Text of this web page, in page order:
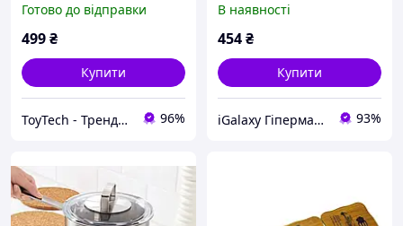
термостійких для
каструль, сковорідок і
Готово до відправки
499₴
Купити
ToyTech - Трендові Іграшки та Гаджети 2021 96%
В наявності
454₴
Купити
iGalaxy Гіпермаркет подарунків 93%